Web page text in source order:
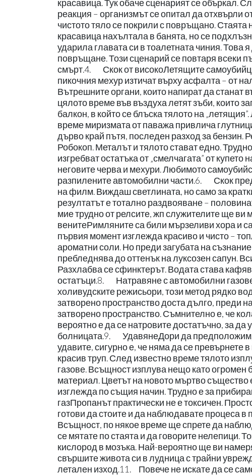
красавица. Тук обаче сценарият се объркал.
реакция – организмът се опитал да отхвърли
чистото тяло се покрили с повръщано.
красавица нахълтала в банята, но се
ударила главата си в тоалетната чиния. Това
повръщане. Този сценарий се повтаря всеки
смърт.4. Скок от високоЛетящите
пикочния мехур изтичат върху асфалта – от
Вътрешните органи, които напират да станат
цялото време във въздуха летят зъби, които
балкон, в който се блъска тялото на
време миризмата от паважа привлича
дърво край пътя, последен разход за
Робокоп. Металът и тялото стават едно.
изгребват остатъка от „смелчагата” от
неговите черва и мехури. Любимото
разпилените автомобилни части.6. Скок
на филм. Виждаш светлината, но само за
резултатът е тотално раздвояване –
мие трудно от релсите, жп служителите ще
венитеРимляните са били мързеливи хора и
първия момент изглежда красиво и чисто –
ароматни соли. Но преди загубата на
пребледнява до оттенък на луксозен сапун.
Разхлабва се сфинктерът. Водата става
остатъци.8. Натравяне с автомобилни
холивудските режисьори, този метод рядко
затворено пространство доста дълго, преди
затворено пространство. Съмнително е, че
вероятно е да се натровите достатъчно, за да
болницата.9. УдавянеДори да предположим,
удавите, сигурно е, че няма да се превърнете
красив труп. След известно време тялото
газове. Всъщност изплува нещо като огромен
материал. Цветът на новото мъртво
изглежда по същия начин. Трудно е за
газПропанът практически не е токсичен.
готови да стоите и да наблюдавате процеса
Всъщност, по някое време ще спрете да
се мятате по стаята и да говорите нелепици.
кислород в мозъка. Най-вероятно ще ви
свършите живота си в лудница с трайни
летален изход.11. Повече не искате да се